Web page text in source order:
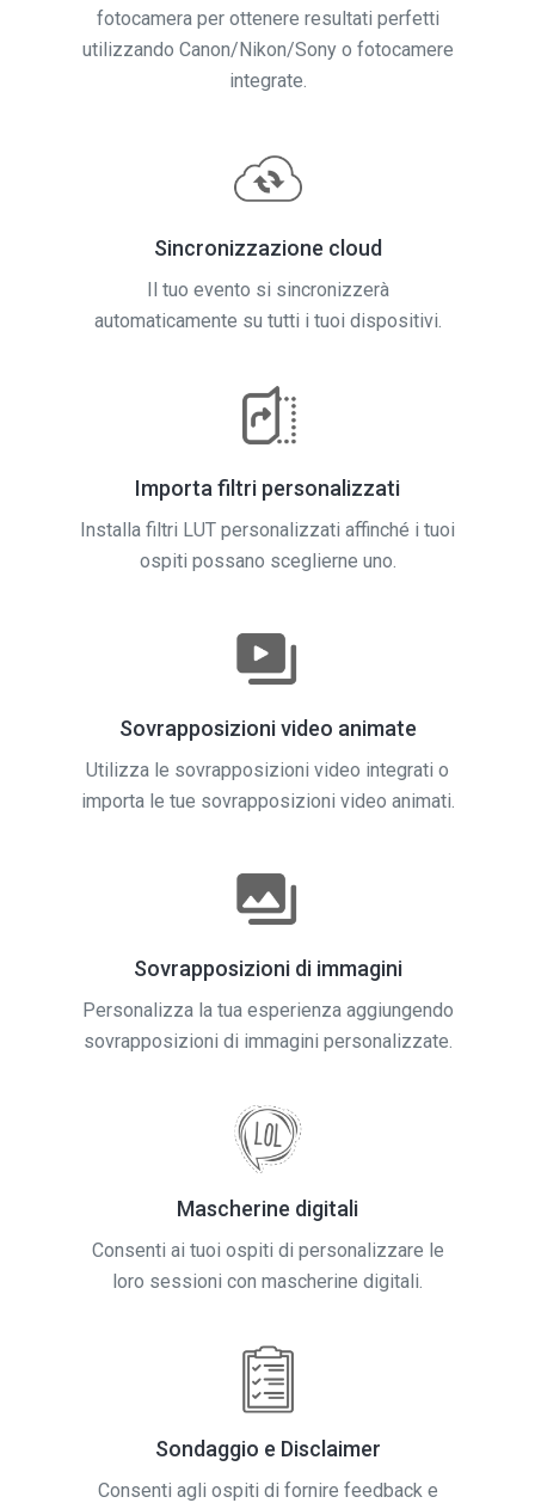
fotocamera per ottenere resultati perfetti
utilizzando Canon/Nikon/Sony o fotocamere
integrate.
Sincronizzazione cloud
Il tuo evento si sincronizzerà
automaticamente su tutti i tuoi dispositivi.
Importa filtri personalizzati
Installa filtri LUT personalizzati affinché i tuoi
ospiti possano sceglierne uno.
Sovrapposizioni video animate
Utilizza le sovrapposizioni video integrati o
importa le tue sovrapposizioni video animati.
Sovrapposizioni di immagini
Personalizza la tua esperienza aggiungendo
sovrapposizioni di immagini personalizzate.
Mascherine digitali
Consenti ai tuoi ospiti di personalizzare le
loro sessioni con mascherine digitali.
Sondaggio e Disclaimer
Consenti agli ospiti di fornire feedback e